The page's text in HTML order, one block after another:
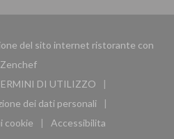
del sito internet ristorante con
Zenchef((apre una nuova finestra))
nuova finestra))
DI UTILIZZO
((apre una nuova finestra))
dei dati personali
((apre una nuova finestra))
cookie
una nuova finestra))
Accessibilita